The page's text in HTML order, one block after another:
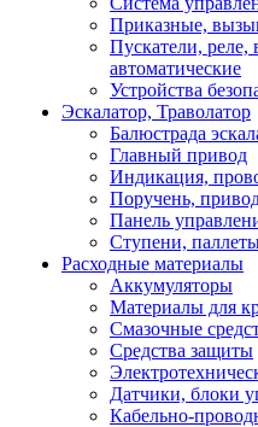
Приказные,
Пускатели, реле,
автоматические
Устройства
Эскалатор, Траволатор
Балюстрада
Главный привод
Индикация,
Поручень,
Панель
Ступени,
Расходные материалы
Аккумуляторы
Материалы для
Смазочные
Средства защиты
Датчики, блоки
Кабельно-